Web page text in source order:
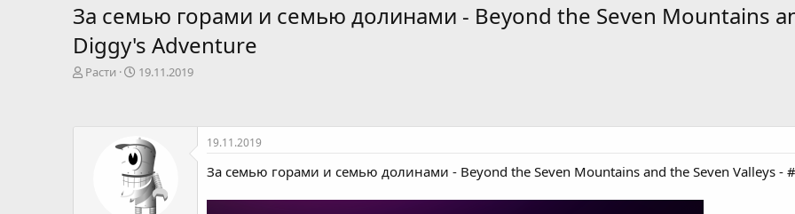
За семью горами и семью долинами - Beyond the Seven Mountains
Diggy's Adventure
А
Расти
Д
с
о
з
д
а
19.11.2019
19.11.2019
За семью горами и семью долинами - Beyond the Seven Mountains and the Seven Valleys -